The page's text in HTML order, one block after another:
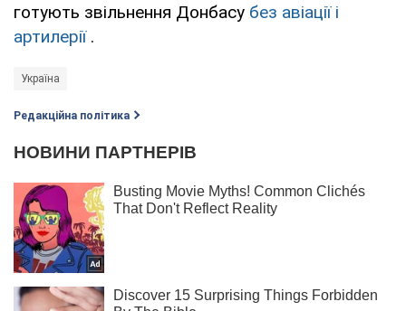
готують звільнення Донбасу без авіації і
артилерії.
Україна
Редакційна політика